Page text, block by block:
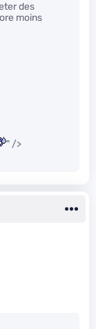
des
moins
" />